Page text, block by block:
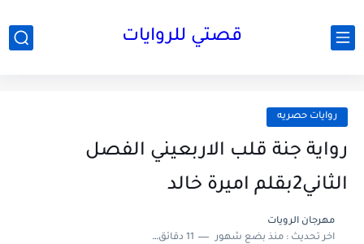
قصتي للروايات
روايات حصريه
رواية جنة قلب الاربعيني الفصل
الثاني2بقلم اميرة خالد
مهرجان الرويات
اخر تحديث :منذ بضع شهور 11 دقائق للقراءة